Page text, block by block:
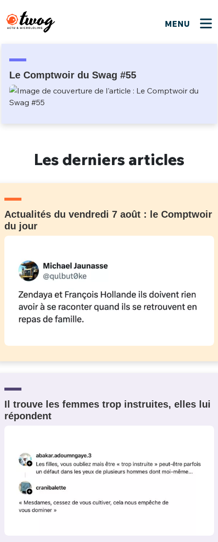
MENU
Le Comptwoir du Swag #55
Les derniers articles
Actualités du vendredi 7 août : le Comptwoir
du jour
Il trouve les femmes trop instruites, elles lui
répondent
Bienvenue !
JE M'INSCRIS
PSEUDO*
EMAIL*
PASSWORD*
JE M'INSCRIS
CONNEXION
FERMER
Que souhaitez-vous proposer ?
Quelques tweets
C'EST PARTI
Ma propre sélection
M'INSCRIRE
ME CONNECTER
Un Thread
C'EST PARTI